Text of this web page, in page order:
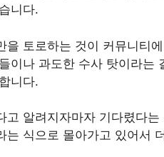
니다.
을 토로하는 것이 커뮤니티
이나 과도한 수사 탓이라는
니다.
고 알려지자마자 기다렸다
는 식으로 몰아가고 있어서